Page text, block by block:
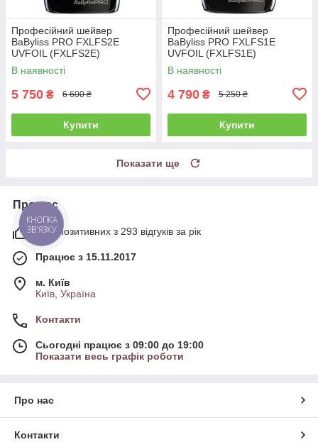
Професійний шейвер
BaByliss PRO FXLFS2E
UVFOIL (FXLFS2E)
В наявності
5 750 ₴ 6 600 ₴
Купити
Професійний шейвер
BaByliss PRO FXLFS1E
UVFOIL (FXLFS1E)
В наявності
4 790 ₴ 5 250 ₴
Купити
Показати ще
Про нас
99% позитивних з 293 відгуків за рік
Працює з 15.11.2017
м. Київ
Київ, Україна
Контакти
Сьогодні працює з 09:00 до 19:00
Показати весь графік роботи
Про нас
Контакти
КНОПКА
ЗВ'ЯЗКУ